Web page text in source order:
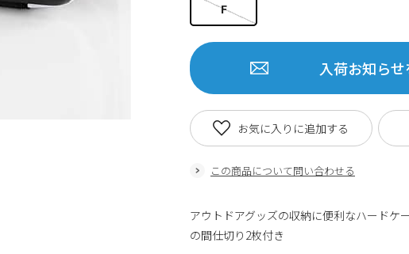
F
入荷お知ら
この商品について問い合わせる
お気に入りに追加する
アウトドアグッズの収納に便利なハードケ
の間仕切り2枚付き